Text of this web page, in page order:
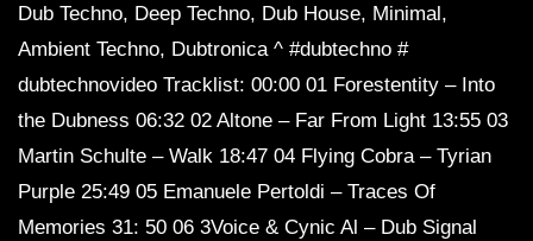
Dub Techno, Deep Techno, Dub House, Minimal,
Ambient Techno, Dubtronica ^ #dubtechno #
dubtechnovideo Tracklist: 00:00 01 Forestentity – Into
the Dubness 06:32 02 Altone – Far From Light 13:55 03
Martin Schulte – Walk 18:47 04 Flying Cobra – Tyrian
Purple 25:49 05 Emanuele Pertoldi – Traces Of
Memories 31: 50 06 3Voice & Cynic Al – Dub Signal